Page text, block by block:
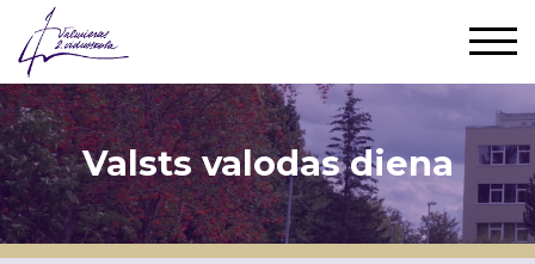
Valsts valodas diena